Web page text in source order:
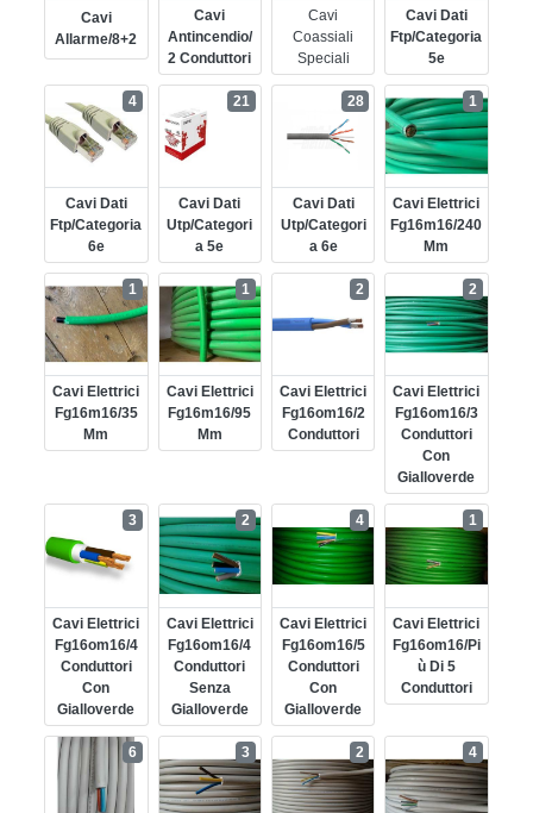
Cavi
Allarme/8+2
Cavi
Antincendio/
2 Conduttori
Cavi
Coassiali
Speciali
Cavi Dati
Ftp/categoria
5e
Cavi Dati
Ftp/categoria
6e
4
Cavi Dati
Utp/categori
A 5e
21
Cavi Dati
Utp/categori
A 6e
28
Cavi Elettrici
Fg16m16/240
Mm
1
Cavi Elettrici
Fg16m16/35
Mm
1
Cavi Elettrici
Fg16m16/95
Mm
1
Cavi Elettrici
Fg16om16/2
Conduttori
2
Cavi Elettrici
Fg16om16/3
Conduttori
Con
Gialloverde
2
Cavi Elettrici
Fg16om16/4
Conduttori
Con
Gialloverde
3
Cavi Elettrici
Fg16om16/4
Conduttori
Senza
Gialloverde
2
Cavi Elettrici
Fg16om16/5
Conduttori
Con
Gialloverde
4
Cavi Elettrici
Fg16om16/pi
Ù Di 5
Conduttori
1
6 3 2 4